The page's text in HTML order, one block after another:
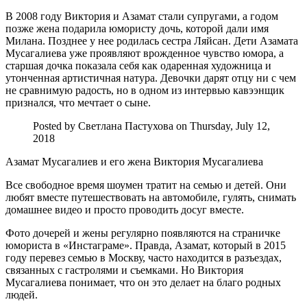
В 2008 году Виктория и Азамат стали супругами, а годом
позже жена подарила юмористу дочь, которой дали имя
Милана. Позднее у нее родилась сестра Ляйсан. Дети Азамата
Мусагалиева уже проявляют врожденное чувство юмора, а
старшая дочка показала себя как одаренная художница и
утонченная артистичная натура. Девочки дарят отцу ни с чем
не сравнимую радость, но в одном из интервью кавээнщик
признался, что мечтает о сыне.
Posted by Светлана Пастухова on Thursday, July 12,
2018
Азамат Мусагалиев и его жена Виктория Мусагалиева
Все свободное время шоумен тратит на семью и детей. Они
любят вместе путешествовать на автомобиле, гулять, снимать
домашнее видео и просто проводить досуг вместе.
Фото дочерей и жены регулярно появляются на страничке
юмориста в «Инстаграме». Правда, Азамат, который в 2015
году перевез семью в Москву, часто находится в разъездах,
связанных с гастролями и съемками. Но Виктория
Мусагалиева понимает, что он это делает на благо родных
людей.